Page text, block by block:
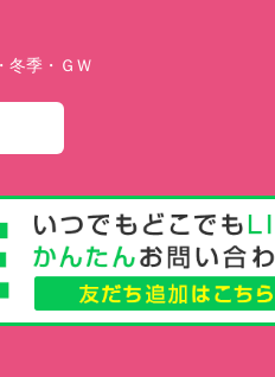
冬季・ＧＷ